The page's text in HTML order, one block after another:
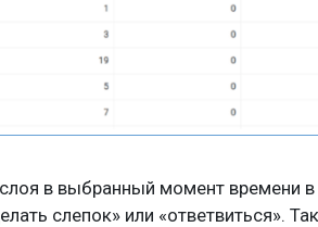
в выбранный момент времени
слепок» или «ответвиться».